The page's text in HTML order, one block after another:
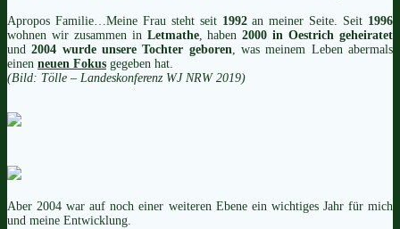
Apropos Familie…Meine Frau steht seit 1992an meiner Seite. Seit 1996
wohnen wir zusammen in Letmathe, haben2000 in Oestrich geheiratet
und2004 wurde unsere Tochter geboren , was meinem Leben abermals
einen neuen Fokus gegeben hat.
(Bild: Tölle – Landeskonferenz WJ NRW 2019)
Aber 2004 war auf noch einer weiteren Ebene ein wichtiges Jahr für mich
und meine Entwicklung.